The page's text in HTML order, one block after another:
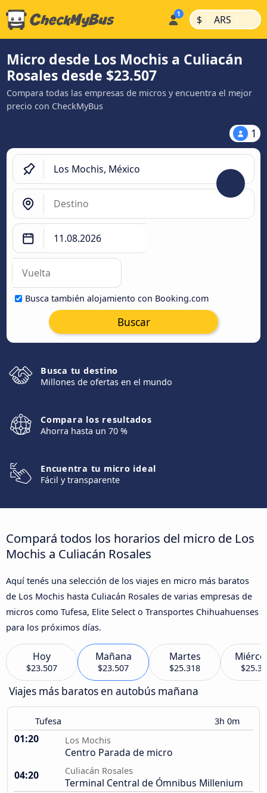
$ | ARS |
Micro desde Los Mochis a Culiacán
Rosales desde $23.507
Compara todas las empresas de micros y encuentra el mejor
precio con CheckMyBus
1
Busca también alojamiento con Booking.com
Buscar
Busca tu destino
Millones de ofertas en el mundo
Compara los resultados
Ahorra hasta un 70 %
Encuentra tu micro ideal
Fácil y transparente
Compará todos los horarios del micro de Los
Mochis a Culiacán Rosales
Aquí tenés una selección de los viajes en micro más baratos
de Los Mochis hasta Culiacán Rosales de varias empresas de
micros como Tufesa, Elite Select o Transportes Chihuahuenses
para los próximos días.
Hoy
$23.507
Mañana
$23.507
Martes
$25.318
Viajes más baratos en autobús mañana
Tufesa 3h 0m
01:20 Los Mochis
Centro Parada de micro
04:20
Culiacán Rosales
Terminal Central de Ómnibus Millenium